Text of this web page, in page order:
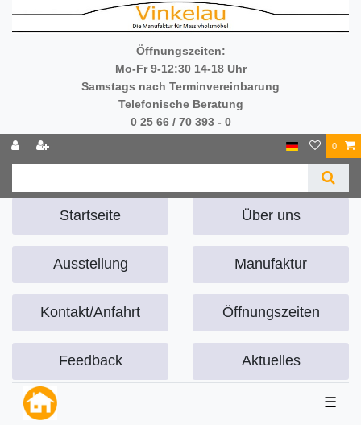
Öffnungszeiten:
Mo-Fr 9-12:30 14-18 Uhr
Samstags nach Terminvereinbarung
Telefonische Beratung
0 25 66 / 70 393 - 0
0
Startseite Über uns
Ausstellung Manufaktur
Kontakt/Anfahrt Öffnungszeiten
Feedback Aktuelles
☰